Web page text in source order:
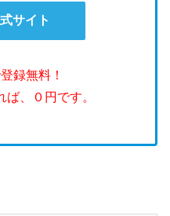
サイト
録無料！
、０円です。